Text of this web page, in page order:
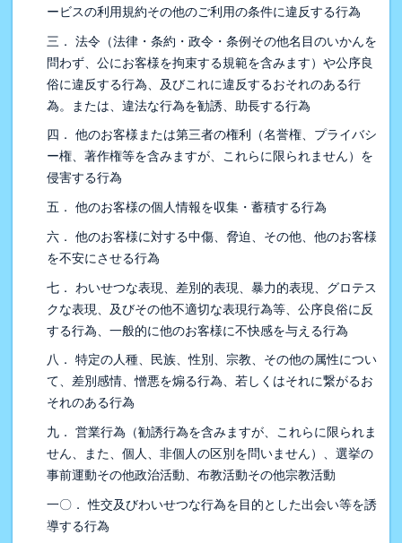
ービスの利用規約その他のご利用の条件に違反する行為
三． 法令（法律・条約・政令・条例その他名目のいかんを
問わず、公にお客様を拘束する規範を含みます）や公序良
俗に違反する行為、及びこれに違反するおそれのある行
為。または、違法な行為を勧誘、助長する行為
四． 他のお客様または第三者の権利（名誉権、プライバシ
ー権、著作権等を含みますが、これらに限られません）を
侵害する行為
五． 他のお客様の個人情報を収集・蓄積する行為
六． 他のお客様に対する中傷、脅迫、その他、他のお客様
を不安にさせる行為
七． わいせつな表現、差別的表現、暴力的表現、グロテス
クな表現、及びその他不適切な表現行為等、公序良俗に反
する行為、一般的に他のお客様に不快感を与える行為
八． 特定の人種、民族、性別、宗教、その他の属性につい
て、差別感情、憎悪を煽る行為、若しくはそれに繋がるお
それのある行為
九． 営業行為（勧誘行為を含みますが、これらに限られま
せん、また、個人、非個人の区別を問いません）、選挙の
事前運動その他政治活動、布教活動その他宗教活動
一〇． 性交及びわいせつな行為を目的とした出会い等を誘
導する行為